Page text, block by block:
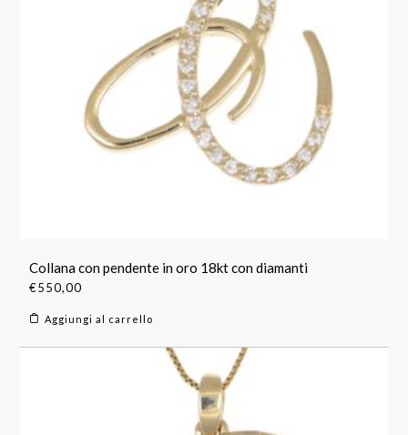
Collana con pendente in oro 18kt con diamanti
€550,00
Aggiungi al carrello